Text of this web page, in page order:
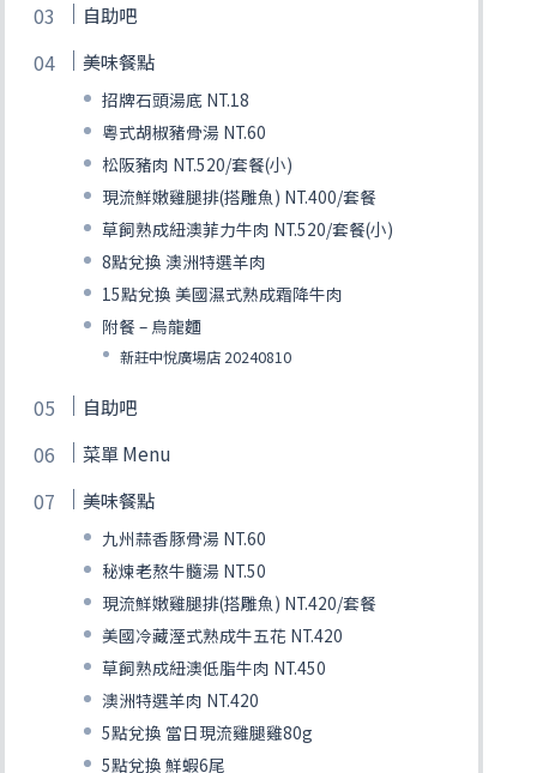
自助吧
美味餐點
招牌石頭湯底 NT.18
粵式胡椒豬骨湯 NT.60
松阪豬肉 NT.520/套餐(小)
現流鮮嫩雞腿排(搭雕魚) NT.400/套餐
草飼熟成紐澳菲力牛肉 NT.520/套餐(小)
8點兌換 澳洲特選羊肉
15點兌換 美國濕式熟成霜降牛肉
附餐 – 烏龍麵
新莊中悅廣場店 20240810
自助吧
菜單 Menu
美味餐點
九州蒜香豚骨湯 NT.60
秘煉老熬牛髓湯 NT.50
現流鮮嫩雞腿排(搭雕魚) NT.420/套餐
美國冷藏溼式熟成牛五花 NT.420
草飼熟成紐澳低脂牛肉 NT.450
澳洲特選羊肉 NT.420
5點兌換 當日現流雞腿雞80g
5點兌換 鮮蝦6尾